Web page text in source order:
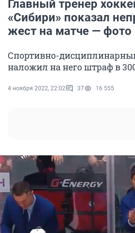
Главный тренер
«Сибири» показал
жест на матче — фото
Спортивно-
наложил на него штраф в
4 ноября 2022, 22:02 37 16 555